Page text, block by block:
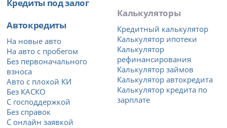
Кредиты под залог
Автокредиты
На новые авто
На авто с пробегом
Без первоначального
взноса
Авто с плохой КИ
Без КАСКО
С господдержкой
Без справок
С онлайн заявкой
Калькуляторы
Кредитный калькулятор
Калькулятор ипотеки
Калькулятор
рефинансирования
Калькулятор займов
Калькулятор автокредита
Калькулятор кредита по
зарплате